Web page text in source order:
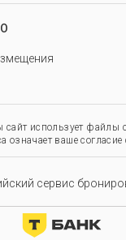
сайт использует файлы
означает ваше
сервис